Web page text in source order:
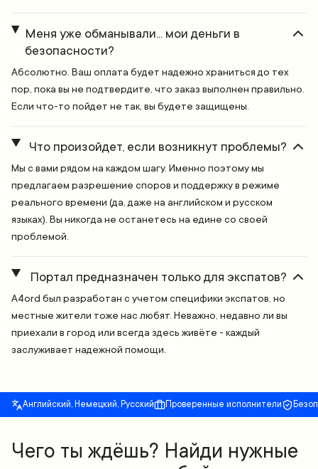
Меня уже обманывали... мои деньги в
безопасности?
Абсолютно. Ваш оплата будет надежно храниться до тех
пор, пока вы не подтвердите, что заказ выполнен правильно.
Если что-то пойдет не так, вы будете защищены.
Что произойдет, если возникнут проблемы?
Мы с вами рядом на каждом шагу. Именно поэтому мы
предлагаем разрешение споров и поддержку в режиме
реального времени (да, даже на английском и русском
языках). Вы никогда не останетесь на едине со своей
проблемой.
Портал предназначен только для экспатов?
A4ord был разработан с учетом специфики экспатов, но
местные жители тоже нас любят. Неважно, недавно ли вы
приехали в город или всегда здесь живёте - каждый
заслуживает надежной помощи.
Английский, Немецкий, Русский Проверенные исполнители
Чего ты ждёшь? Найди нужные